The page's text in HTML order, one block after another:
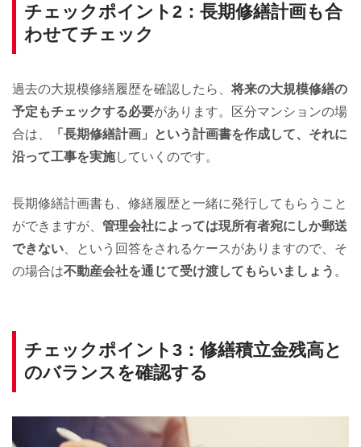
チェックポイント2：長期修繕計画も合
わせてチェック
過去の大規模修繕履歴を確認したら、将来の大規模修繕の
予定もチェックする必要があります。区分マンションの場
合は、
「長期修繕計画」という計画書を作成して、それに
沿って工事を実施していくのです。
長期修繕計画書も、修繕履歴と一緒に発行してもらうこと
ができますが、 管理会社によっては現所有者宛にしか郵送
できない 、という回答をされるケースがありますので、そ
の場合は不動産会社を通じて受け渡してもらいましょう 。
チェックポイント3：修繕積立金残高と
のバランスを確認する